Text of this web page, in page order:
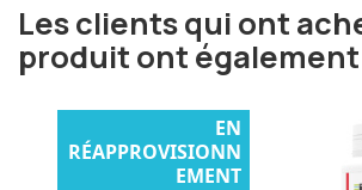
Les clients qui ont
produit ont
EN
RÉAPPROVISIONN
EMENT